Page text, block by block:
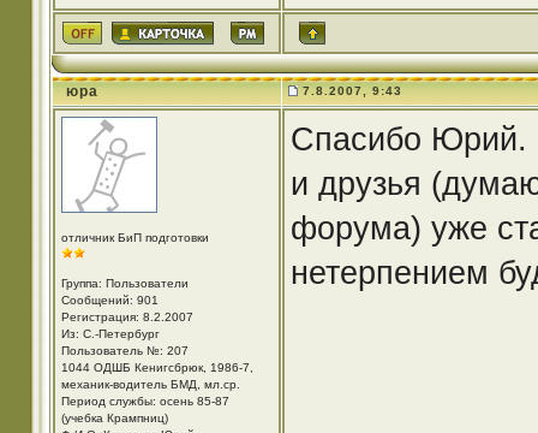
юра 7.8.2007, 9:43
отличник БиП подготовки
Группа: Пользователи
Сообщений: 901
Регистрация: 8.2.2007
Из: С.-Петербург
Пользователь №: 207
1044 ОДШБ Кенигсбрюк, 1986-7,
механик-водитель БМД, мл.ср.
Период службы: осень 85-87
(учебка Крампниц)
Спасибо Юрий.
и друзья
форума) уже
нетерпением